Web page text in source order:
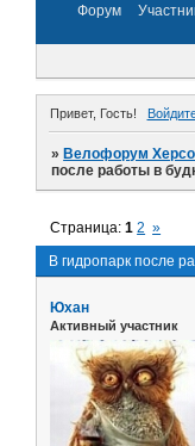
Форум
Привет, Гость!
»Велофорум
после работы в
В гидропарк после
Страница:1 2 »
Юхан
Активный участник